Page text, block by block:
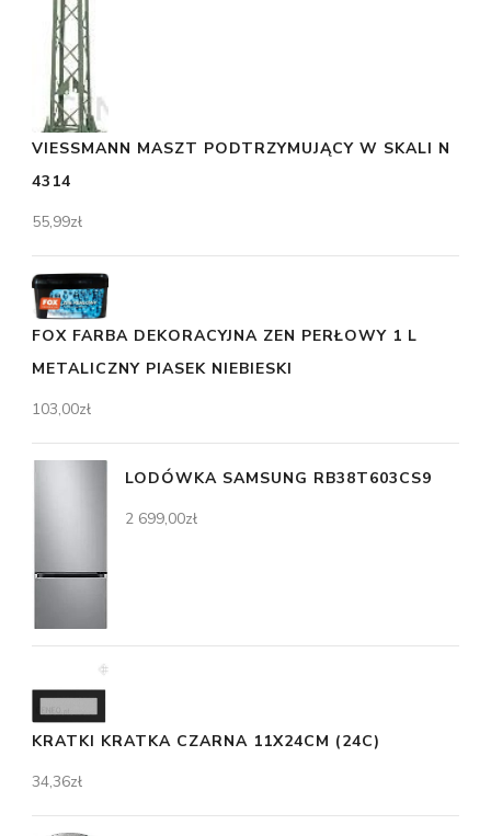
VIESSMANN MASZT PODTRZYMUJĄCY W SKALI N
4314
55,99zł
FOX FARBA DEKORACYJNA ZEN PERŁOWY 1 L
METALICZNY PIASEK NIEBIESKI
103,00zł
LODÓWKA SAMSUNG RB38T603CS9
2 699,00zł
KRATKI KRATKA CZARNA 11X24CM (24C)
34,36zł